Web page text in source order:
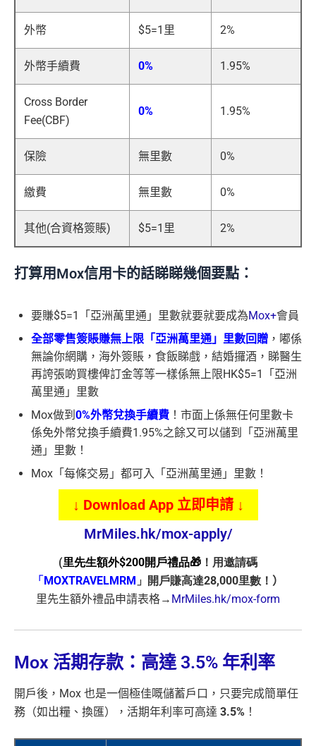
外幣 $5=1里 2%
外幣手續費 0% 1.95%
Cross Border
Fee(CBF)
0% 1.95%
保險 無里數 0%
繳費 無里數 0%
其他(合資格簽賬) $5=1里 2%
打算用Mox信用卡的話睇睇幾個要點：
要賺$5=1「亞洲萬里通」里數就要就要成為Mox+會員
全部零售簽賬賺無上限「亞洲萬里通」里數回贈 ，嘟係
無論你網購，海外簽賬，食飯睇戲，結婚攞酒，睇醫生
再誇張啲買樓俾訂金等等一樣係無上限HK$5=1「亞洲
萬里通」里數
Mox做到 0%外幣兌換手續費 ！市面上係無任何里數卡
係免外幣兌換手續費1.95%之餘又可以儲到「亞洲萬里
通」里數！
Mox「每條交易」都可入「亞洲萬里通」里數！
↓ Download App 立即申請 ↓
MrMiles.hk/mox-apply/
(里先生額外$200開戶禮品🎁 ！用邀請碼
「MOXTRAVELMRM 」開戶賺高達28,000里數！ ）
里先生額外禮品申請表格→ MrMiles.hk/mox-form
Mox 活期存款：高達 3.5% 年利率
開戶後，Mox 也是一個極佳嘅儲蓄戶口，只要完成簡單任
務（如出糧、換匯），活期年利率可高達 3.5% ！